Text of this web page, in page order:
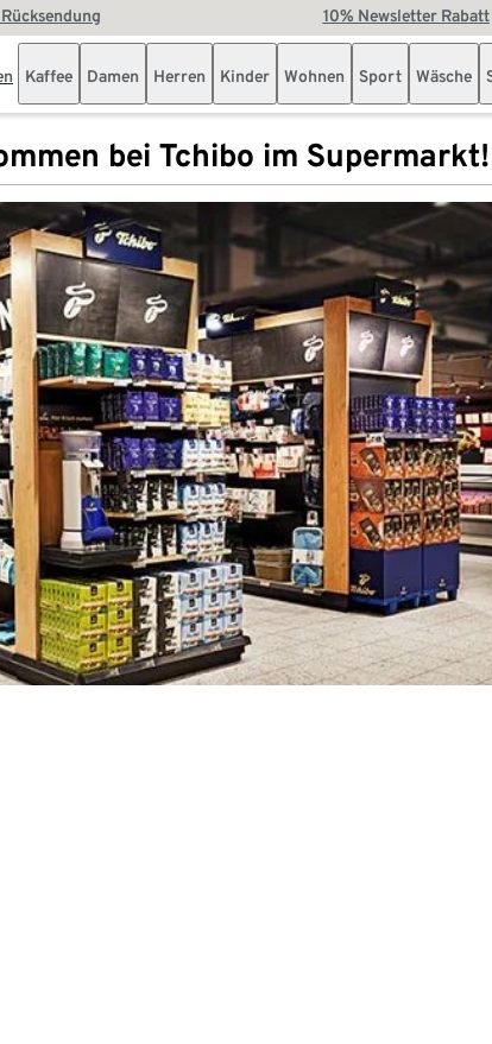
10% Newsletter Rabatt
Kaffee Damen Herren Kinder Wohnen Sport Wäsche
bei Tchibo im Supermarkt!